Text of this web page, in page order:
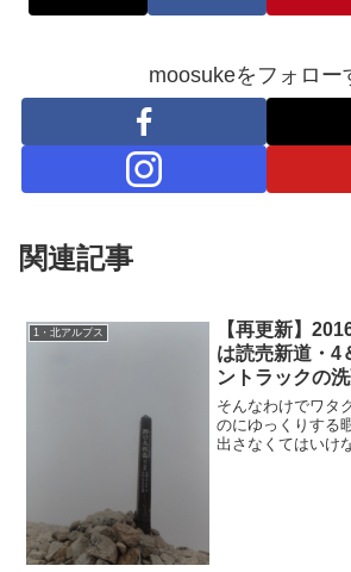
moosukeをフォロー
関連記事
1・北アルプス
【再更新】
は読売新道・4
ントラックの洗
そんなわけでワタ
のにゆっくりする
出さなくてはいけ